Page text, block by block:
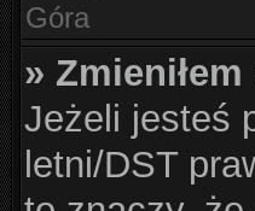
Góra
»
Jeżeli jesteś
letni/DST